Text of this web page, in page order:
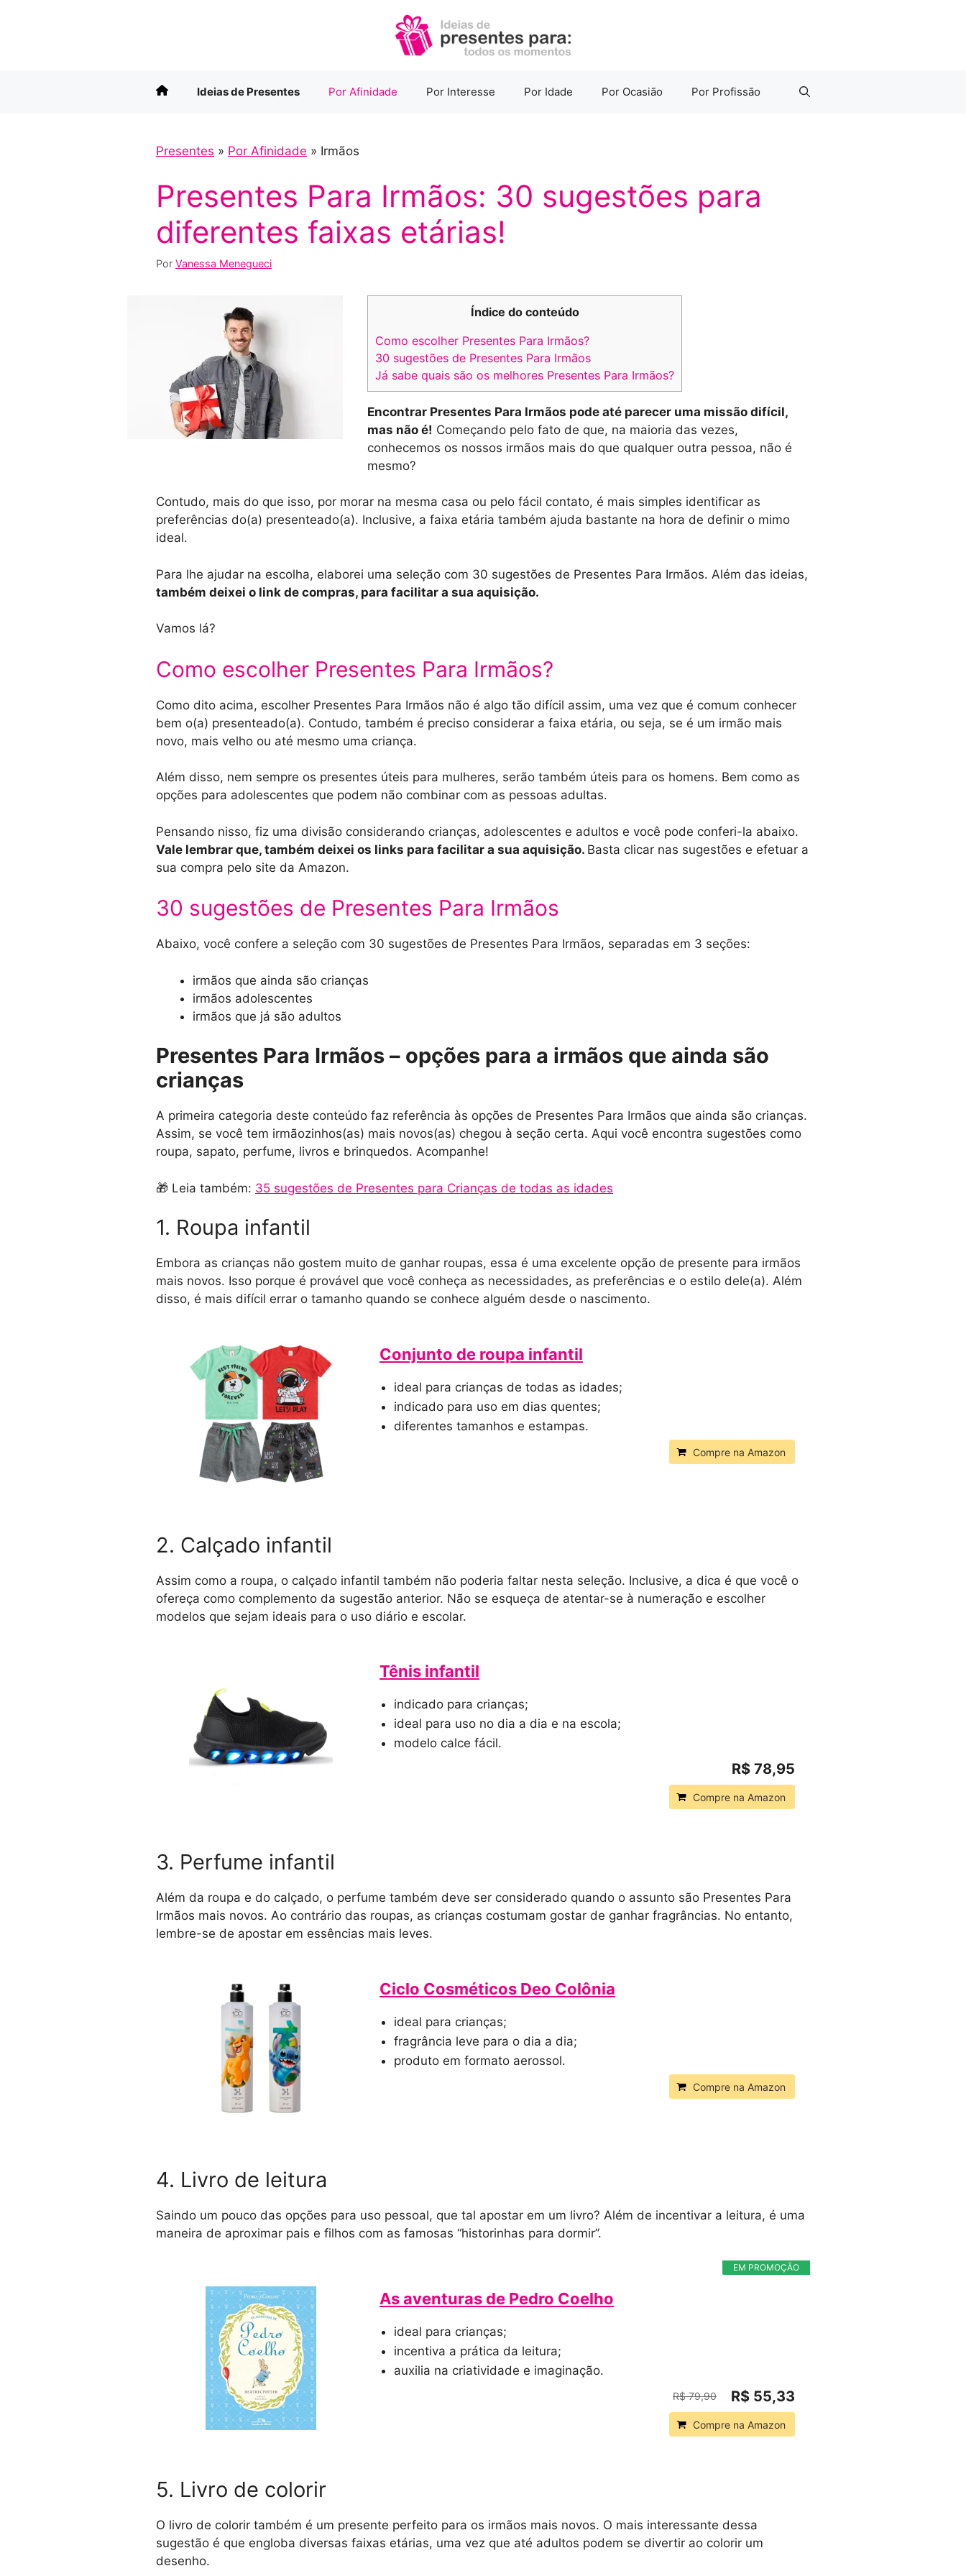
Ideias de Presentes Por Afinidade Por Interesse Por Idade Por Ocasião Por Profissão
Presentes » Por Afinidade » Irmãos
Presentes Para Irmãos: 30 sugestões para
diferentes faixas etárias!
Por Vanessa Menegueci
Índice do conteúdo
Como escolher Presentes Para Irmãos?
30 sugestões de Presentes Para Irmãos
Já sabe quais são os melhores Presentes Para Irmãos?
Encontrar Presentes Para Irmãos pode até parecer uma missão difícil,
mas não é! Começando pelo fato de que, na maioria das vezes,
conhecemos os nossos irmãos mais do que qualquer outra pessoa, não é
mesmo?
Contudo, mais do que isso, por morar na mesma casa ou pelo fácil contato, é mais simples identificar as
preferências do(a) presenteado(a). Inclusive, a faixa etária também ajuda bastante na hora de definir o mimo
ideal.
Para lhe ajudar na escolha, elaborei uma seleção com 30 sugestões de Presentes Para Irmãos. Além das ideias,
também deixei o link de compras, para facilitar a sua aquisição.
Vamos lá?
Como escolher Presentes Para Irmãos?
Como dito acima, escolher Presentes Para Irmãos não é algo tão difícil assim, uma vez que é comum conhecer
bem o(a) presenteado(a). Contudo, também é preciso considerar a faixa etária, ou seja, se é um irmão mais
novo, mais velho ou até mesmo uma criança.
Além disso, nem sempre os presentes úteis para mulheres, serão também úteis para os homens. Bem como as
opções para adolescentes que podem não combinar com as pessoas adultas.
Pensando nisso, fiz uma divisão considerando crianças, adolescentes e adultos e você pode conferi-la abaixo.
Vale lembrar que, também deixei os links para facilitar a sua aquisição. Basta clicar nas sugestões e efetuar a
sua compra pelo site da Amazon.
30 sugestões de Presentes Para Irmãos
Abaixo, você confere a seleção com 30 sugestões de Presentes Para Irmãos, separadas em 3 seções:
irmãos que ainda são crianças
irmãos adolescentes
irmãos que já são adultos
Presentes Para Irmãos – opções para a irmãos que ainda são
crianças
A primeira categoria deste conteúdo faz referência às opções de Presentes Para Irmãos que ainda são crianças.
Assim, se você tem irmãozinhos(as) mais novos(as) chegou à seção certa. Aqui você encontra sugestões como
roupa, sapato, perfume, livros e brinquedos. Acompanhe!
🎁 Leia também: 35 sugestões de Presentes para Crianças de todas as idades
1. Roupa infantil
Embora as crianças não gostem muito de ganhar roupas, essa é uma excelente opção de presente para irmãos
mais novos. Isso porque é provável que você conheça as necessidades, as preferências e o estilo dele(a). Além
disso, é mais difícil errar o tamanho quando se conhece alguém desde o nascimento.
Conjunto de roupa infantil
ideal para crianças de todas as idades;
indicado para uso em dias quentes;
diferentes tamanhos e estampas.
Compre na Amazon
2. Calçado infantil
Assim como a roupa, o calçado infantil também não poderia faltar nesta seleção. Inclusive, a dica é que você o
ofereça como complemento da sugestão anterior. Não se esqueça de atentar-se à numeração e escolher
modelos que sejam ideais para o uso diário e escolar.
Tênis infantil
indicado para crianças;
ideal para uso no dia a dia e na escola;
modelo calce fácil.
R$ 78,95
Compre na Amazon
3. Perfume infantil
Além da roupa e do calçado, o perfume também deve ser considerado quando o assunto são Presentes Para
Irmãos mais novos. Ao contrário das roupas, as crianças costumam gostar de ganhar fragrâncias. No entanto,
lembre-se de apostar em essências mais leves.
Ciclo Cosméticos Deo Colônia
ideal para crianças;
fragrância leve para o dia a dia;
produto em formato aerossol.
Compre na Amazon
4. Livro de leitura
Saindo um pouco das opções para uso pessoal, que tal apostar em um livro? Além de incentivar a leitura, é uma
maneira de aproximar pais e filhos com as famosas “historinhas para dormir”.
EM PROMOÇÃO
As aventuras de Pedro Coelho
ideal para crianças;
incentiva a prática da leitura;
auxilia na criatividade e imaginação.
R$ 79,90 R$ 55,33
Compre na Amazon
5. Livro de colorir
O livro de colorir também é um presente perfeito para os irmãos mais novos. O mais interessante dessa
sugestão é que engloba diversas faixas etárias, uma vez que até adultos podem se divertir ao colorir um
desenho.